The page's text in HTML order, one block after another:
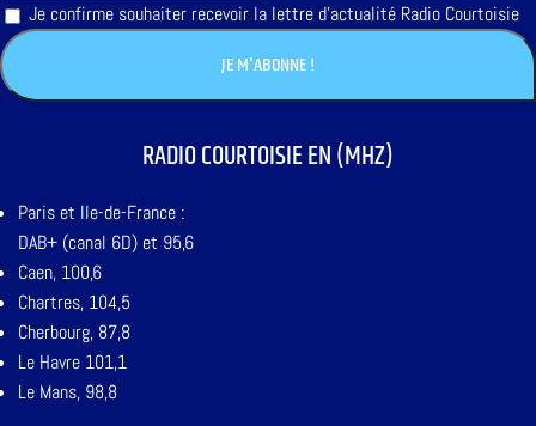
Je confirme souhaiter recevoir la lettre d'actualité Radio Courtoisie
RADIO COURTOISIE EN (MHZ)
Paris et Ile-de-France :
DAB+ (canal 6D) et 95,6
Caen, 100,6
Chartres, 104,5
Cherbourg, 87,8
Le Havre 101,1
Le Mans, 98,8